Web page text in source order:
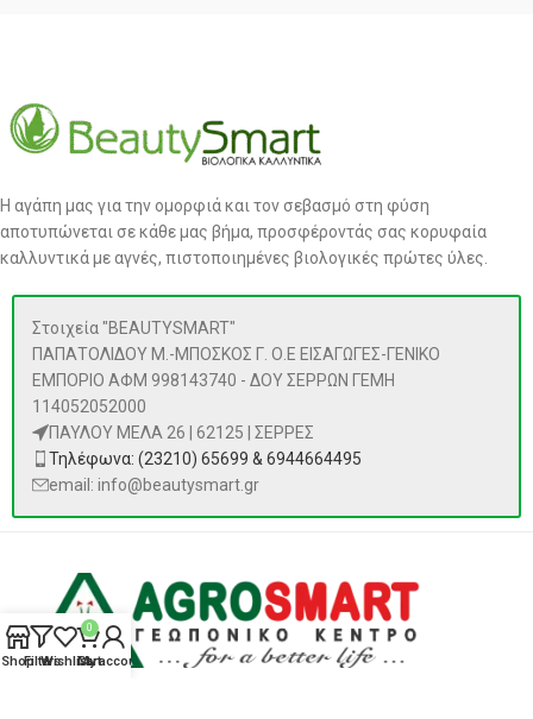
Η αγάπη μας για την ομορφιά και τον σεβασμό στη φύση
αποτυπώνεται σε κάθε μας βήμα, προσφέροντάς σας κορυφαία
καλλυντικά με αγνές, πιστοποιημένες βιολογικές πρώτες ύλες.
Στοιχεία "BEAUTYSMART"
ΠΑΠΑΤΟΛΙΔΟΥ Μ.-ΜΠΟΣΚΟΣ Γ. Ο.Ε ΕΙΣΑΓΩΓΕΣ-ΓΕΝΙΚΟ
ΕΜΠΟΡΙΟ ΑΦΜ 998143740 - ΔΟΥ ΣΕΡΡΩΝ ΓΕΜΗ
114052052000
ΠΑΥΛΟΥ ΜΕΛΑ 26 | 62125 | ΣΕΡΡΕΣ
Τηλέφωνα: (23210) 65699 & 6944664495
email: info@beautysmart.gr
ShopFiltersWishlist
0
Cart
My account